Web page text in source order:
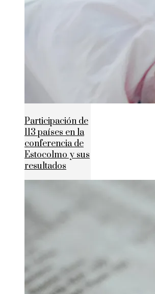
Participación de
113 países en la
conferencia de
Estocolmo y sus
resultados